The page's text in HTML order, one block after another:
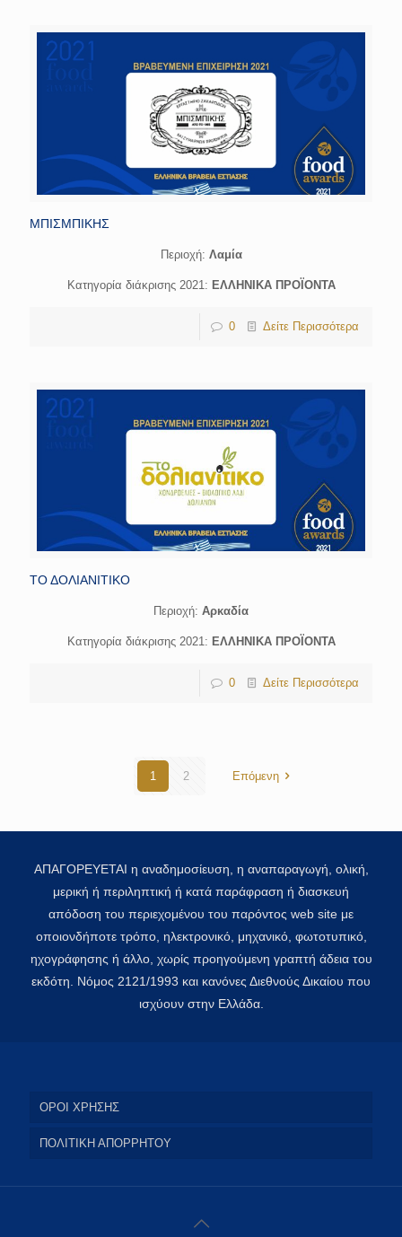
ΜΠΙΣΜΠΙΚΗΣ
Περιοχή: Λαμία
Κατηγορία διάκρισης 2021: ΕΛΛΗΝΙΚΑ ΠΡΟΪΟΝΤΑ
0 Δείτε Περισσότερα
ΤΟ ΔΟΛΙΑΝΙΤΙΚΟ
Περιοχή: Αρκαδία
Κατηγορία διάκρισης 2021: ΕΛΛΗΝΙΚΑ ΠΡΟΪΟΝΤΑ
0 Δείτε Περισσότερα
1 2 Επόμενη
ΑΠΑΓΟΡΕΥΕΤΑΙ η αναδημοσίευση, η αναπαραγωγή, ολική,
μερική ή περιληπτική ή κατά παράφραση ή διασκευή
απόδοση του περιεχομένου του παρόντος web site με
οποιονδήποτε τρόπο, ηλεκτρονικό, μηχανικό, φωτοτυπικό,
ηχογράφησης ή άλλο, χωρίς προηγούμενη γραπτή άδεια του
εκδότη. Νόμος 2121/1993 και κανόνες Διεθνούς Δικαίου που
ισχύουν στην Ελλάδα.
ΟΡΟΙ ΧΡΗΣΗΣ
ΠΟΛΙΤΙΚΗ ΑΠΟΡΡΗΤΟΥ